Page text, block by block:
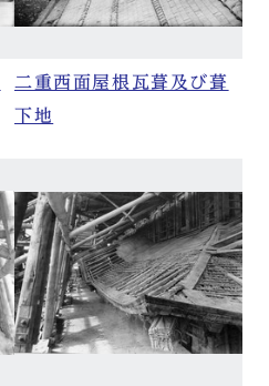
二重西面屋根瓦葺及び葺
下地